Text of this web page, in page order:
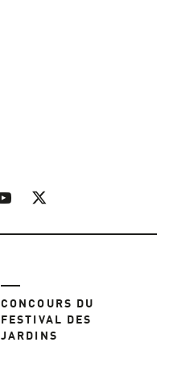
CONCOURS DU
FESTIVAL DES
JARDINS